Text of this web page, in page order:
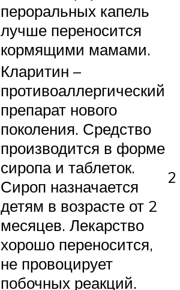
пероральных капель
лучше переносится
кормящими мамами.
Кларитин –
противоаллергический
препарат нового
поколения. Средство
производится в форме
сиропа и таблеток.
Сироп назначается
детям в возрасте от 2
месяцев. Лекарство
хорошо переносится,
не провоцирует
побочных реакций.